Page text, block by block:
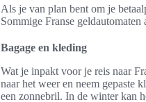
Als je van plan bent om je
Sommige Franse
Bagage en kleding
Wat je inpakt voor je reis naar
naar het weer en neem gepaste
een zonnebril. In de winter kan